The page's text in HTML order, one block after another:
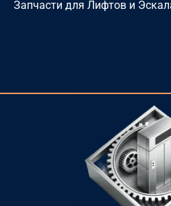
Перейти
Запчасти для Лифтов и